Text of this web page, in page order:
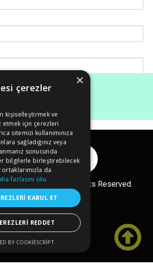

boyutu (Mb): 50
Ücretsiz Ekle
Reklam Ver
kongreler.net All Rights Reserved.
×
çerezler
kişiselleştirmek ve
için çerezleri
sitemizi kullanımınıza
sağladığınız veya
sonucunda
bilgilerle birleştirebilecek
da
fazlasını oku
KABUL ET
REDDET
BY COOKIESCRIPT